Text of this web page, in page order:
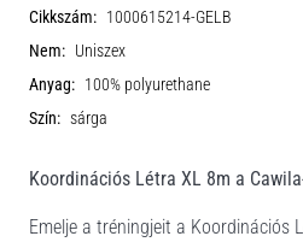
Cikkszám: 1000615214-GELB
Nem: Uniszex
Anyag: 100% polyurethane
Szín: sárga
Koordinációs Létra XL 8m a
Emelje a tréningjeit a Koordinációs